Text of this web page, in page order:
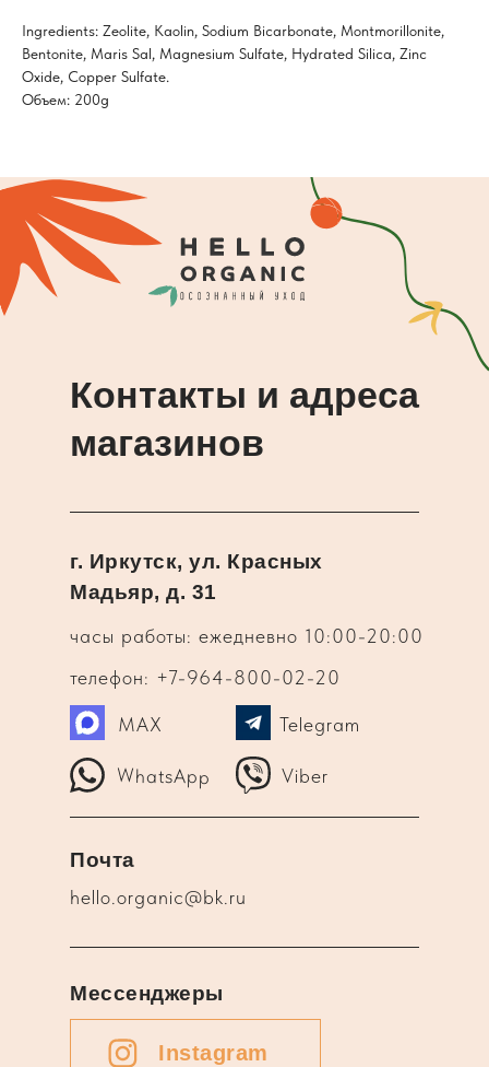
Ingredients: Zeolite, Kaolin, Sodium Bicarbonate, Montmorillonite,
Bentonite, Maris Sal, Magnesium Sulfate, Hydrated Silica, Zinc
Oxide, Copper Sulfate.
Объем: 200g
Контакты и адреса
магазинов
часы работы: ежедневно 10:00-20:00
г. Иркутск, ул. Красных
Мадьяр, д. 31
телефон: +7-964-800-02-20
WhatsApp Viber
Telegram
MAX
hello.organic@bk.ru
Почта
Instagram
Мессенджеры